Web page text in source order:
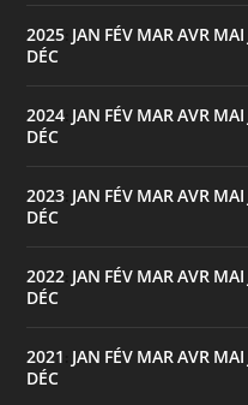
2025 JAN FÉV MARAVR MAI
DÉC
2024 JAN FÉV MARAVR MAI
DÉC
2023 JAN FÉV MARAVR MAI
DÉC
2022 JAN FÉV MARAVR MAI
DÉC
2021 JAN FÉV MARAVR MAI
DÉC